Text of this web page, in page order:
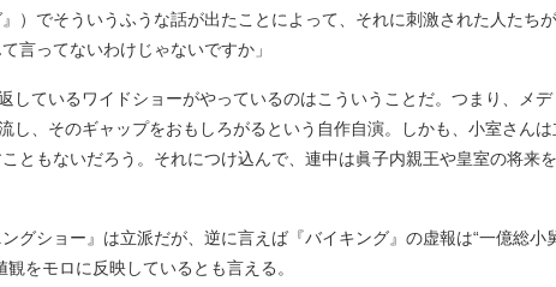
）でそういうふうな話が出たことによって、それに刺激された人たち
言ってないわけじゃないですか」
ているワイドショーがやっているのはこういうことだ。つまり、メ
し、そのギャップをおもしろがるという自作自演。しかも、小室さん
ともないだろう。それにつけ込んで、連中は眞子内親王や皇室の将来
ショー』は立派だが、逆に言えば『バイキング』の虚報は“一億総小
をモロに反映しているとも言える。